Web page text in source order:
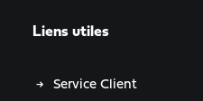
Liens utiles
Service Client